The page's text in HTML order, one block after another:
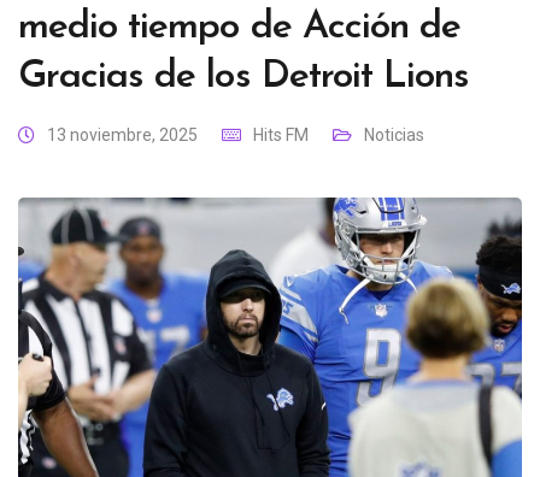
medio tiempo de Acción de
Gracias de los Detroit Lions
13 noviembre, 2025 Hits FM Noticias